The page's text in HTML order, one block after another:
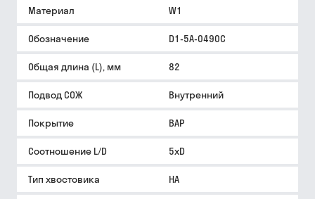
Материал W1
Обозначение D1-5A-0490C
Общая длина (L), мм 82
Подвод СОЖ Внутренний
Покрытие BAP
Соотношение L/D 5xD
Тип хвостовика HA